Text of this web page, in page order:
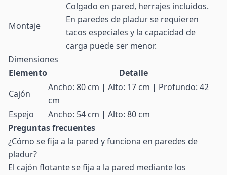
Montaje
Colgado en pared, herrajes incluidos.
En paredes de pladur se requieren
tacos especiales y la capacidad de
carga puede ser menor.
Dimensiones
Elemento
Detalle
Cajón
Ancho: 80 cm | Alto: 17 cm | Profundo: 42
cm
Espejo
Ancho: 54 cm | Alto: 80 cm
Preguntas frecuentes
¿Cómo se fija a la pared y funciona en paredes de
pladur?
El cajón flotante se fija a la pared mediante los